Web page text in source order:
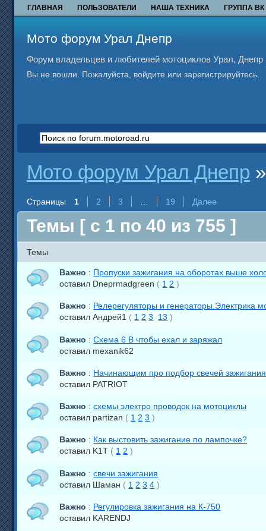
ГЛАВНАЯ ПОЛЬЗОВАТЕЛИ НАША ТЕХНИКА ГРУППА ВК
Мото форум Урал Днепр
Форум владельцев и любителей мотоциклов Урал, Днепр
Вы не вошли. Пожалуйста, войдите или зарегистрируйтесь.
Мото форум Урал Днепр
Страницы 1 2 3 19 Далее
Темы [ с 1 по 40 из 755 ]
Темы
Важно : Пропуски зажигания на оборотах выше
оставил Dneprmadgreen ( 1 2 )
Важно : Релерегуляторы и генераторы.Электрика
оставил Андрей1 ( 1 2 3 13 )
Важно : Схема 6 В чтобы ехал и заряжал
оставил mexanik62
Важно : Начинающим про подбор свечей
оставил PATRIOT
Важно : схемы электро проводок на мотоциклы
оставил partizan ( 1 2 3 )
Важно : Как выстовить зажигание по лампочке?
оставил K1T ( 1 2 )
Важно : свечи зажигания
оставил Шаман ( 1 2 3 4 )
Важно : Регулировка зажигания на К-750
оставил KARENDJ